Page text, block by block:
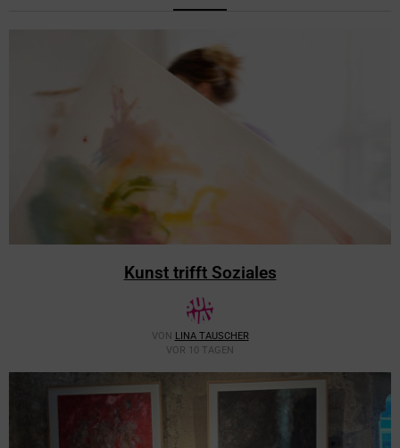
Kunst trifft Soziales
VON LINA TAUSCHER
VOR 10 TAGEN